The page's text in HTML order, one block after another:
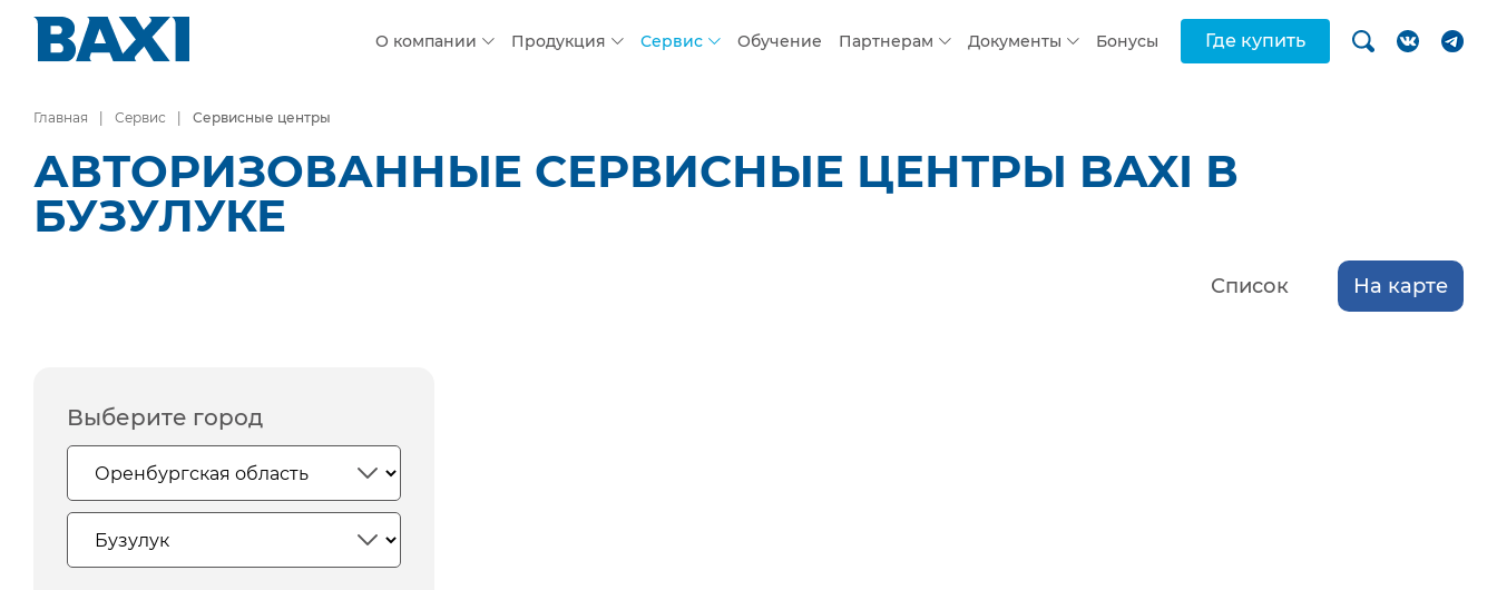
О компании Продукция Сервис Обучение Партнерам Документы Бонусы Где купить
Главная Сервис Сервисные центры
АВТОРИЗОВАННЫЕ СЕРВИСНЫЕ ЦЕНТРЫ BAXI В
БУЗУЛУКЕ
Список На карте
Выберите город